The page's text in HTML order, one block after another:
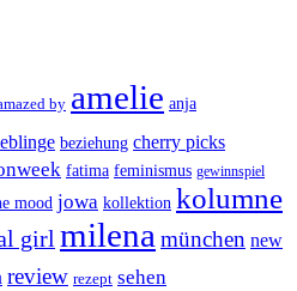
by amelie anja
beziehung cherry picks
fatima feminismus gewinnspiel
mood jowa kollektion kolumne
girl milena münchen new
review rezept sehen